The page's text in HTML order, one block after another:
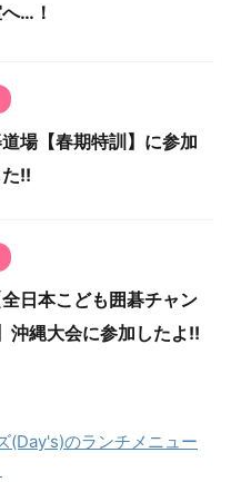
…！
場【春期特訓】に参加
!!
日本こども囲碁チャン
沖縄大会に参加したよ!!
(Day's)のランチメニュー